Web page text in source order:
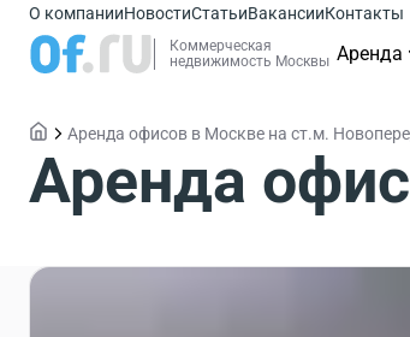
О компанииНовостиСтатьиВакансииКонтакты
Коммерческая
недвижимость Москвы Аренда
Аренда офисов в Москве на ст.м.
Аренда